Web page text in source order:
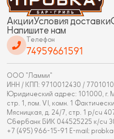
АкцииУсловия доставки
Напишите нам
Телефон
74959661591
ООО "Ламми"
ИНН / КПП: 9710012430 /
Юридический адрес: 101000, г.
стр. 1, пом. VI, комн. 1
Мясницкая, д. 24/7, стр. 1 р/сч
Сбербанк БИК 044525225 к/сч
+7 (495) 966-15-91 E-mail: